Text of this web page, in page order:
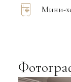
Мини-